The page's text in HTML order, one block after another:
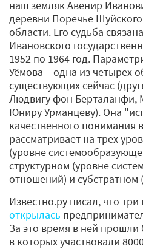
наш земляк Авенир
деревни Поречье
области. Его судьба
Ивановского
1952 по 1964 год.
Уёмова – одна из четырех
существующих сейчас
Людвигу фон Берталанфи,
Юниру Урманцеву). Она
качественного понимания
рассматривает на трех
(уровне
структурном (уровне
отношений) и субстратном
Известно.ру писал, что
открылась
За это время в ней
в которых участвовали